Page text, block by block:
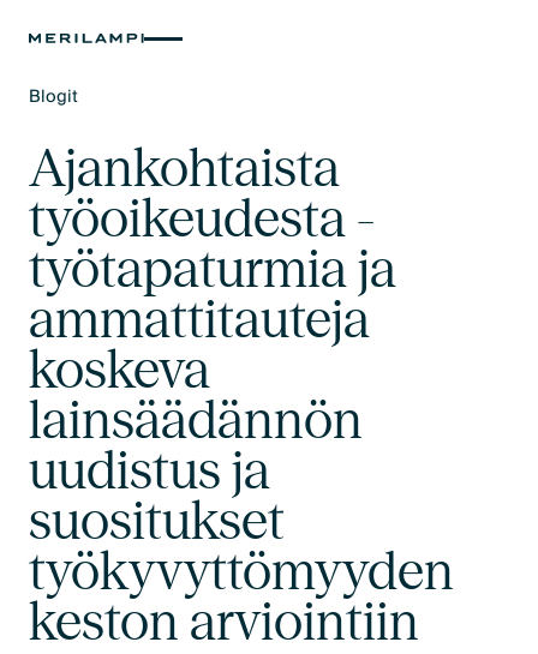
Blogit
Ajankohtaista
työoikeudesta -
työtapaturmia ja
ammattitauteja
koskeva
lainsäädännön
uudistus ja
suositukset
työkyvyttömyyden
keston arviointiin